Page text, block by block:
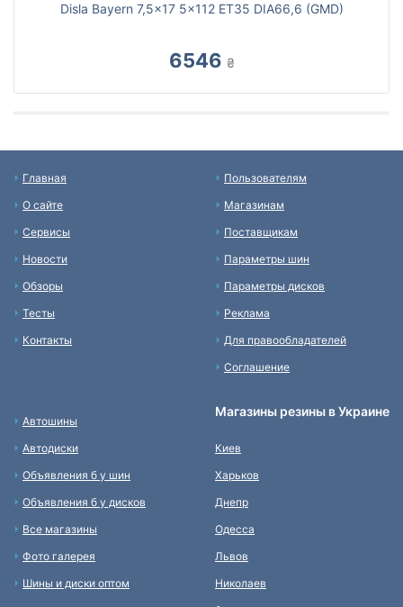
Disla Bayern 7,5x17 5x112 ET35 DIA66,6 (GMD)
6546 ₴
Главная
О сайте
Сервисы
Новости
Обзоры
Тесты
Контакты
Пользователям
Магазинам
Поставщикам
Параметры шин
Параметры дисков
Реклама
Для правообладателей
Соглашение
Автошины
Автодиски
Объявления б у шин
Объявления б у дисков
Все магазины
Фото галерея
Шины и диски оптом
Магазины резины в Украине
Киев
Харьков
Днепр
Одесса
Львов
Николаев